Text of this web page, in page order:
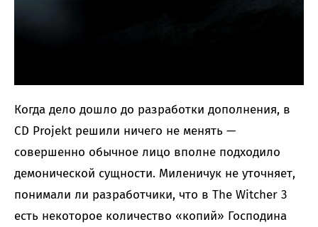
Когда дело дошло до разработки дополнения, в
CD Projekt решили ничего не менять —
совершенно обычное лицо вполне подходило
демонической сущности. Миленичук не уточняет,
понимали ли разработчики, что в The Witcher 3
есть некоторое количество «копий» Господина